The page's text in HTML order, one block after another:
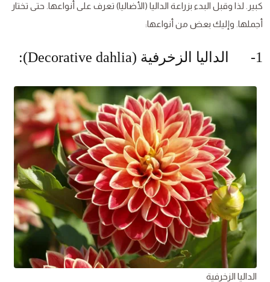
كبير. لذا وقبل البدء بزراعة الداليا (الأضاليا) تعرف على أنواعها. حتى تختار
أجملها. وإليك بعض من أنواعها:
1- الداليا الزخرفية (Decorative dahlia):
الداليا الزخرفية